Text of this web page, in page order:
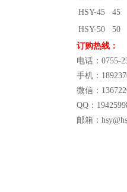
HSY-45
45
HSY-50
50
订购热线：
电话：0755-
手机：
微信：
QQ：
邮箱：